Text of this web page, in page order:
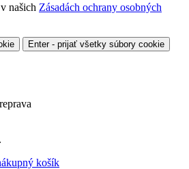
našich Zásadách ochrany osobných
Enter - prijať všetky súbory cookie
košík